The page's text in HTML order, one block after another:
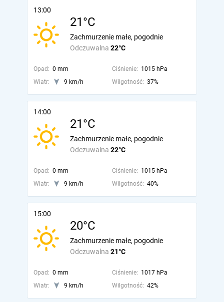
13:00
21°C
Odczuwalna 22°C
Zachmurzenie małe, pogodnie
Opad: 0 mm Ciśnienie: 1015 hPa
Wiatr:
9 km/h Wilgotność: 37%
14:00
21°C
Odczuwalna 22°C
Zachmurzenie małe, pogodnie
Opad: 0 mm Ciśnienie: 1015 hPa
Wiatr:
9 km/h Wilgotność: 40%
15:00
20°C
Odczuwalna 21°C
Zachmurzenie małe, pogodnie
Opad: 0 mm Ciśnienie: 1017 hPa
Wiatr:
9 km/h Wilgotność: 42%